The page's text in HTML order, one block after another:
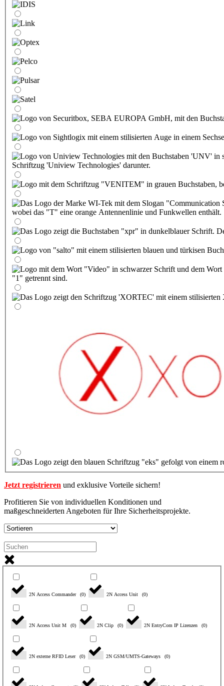
Jetzt registrieren und exklusive Vorteile sichern!
Profitieren Sie von individuellen Konditionen und
maßgeschneiderten Angeboten für Ihre Sicherheitsprojekte.
2N Access Commander (0) 2N Access Unit (0)
2N Access Unit M (0) 2N Clip (0) 2N EntryCom IP Lizenzen (0)
2N externe RFID Leser (0) 2N GSM/UMTS-Gateways (0)